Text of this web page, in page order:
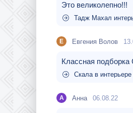
Это великолепно!!!
Тадж Махал
Е Евгения Волов
Классная подборка
Скала в
A Aнна 06.08.22